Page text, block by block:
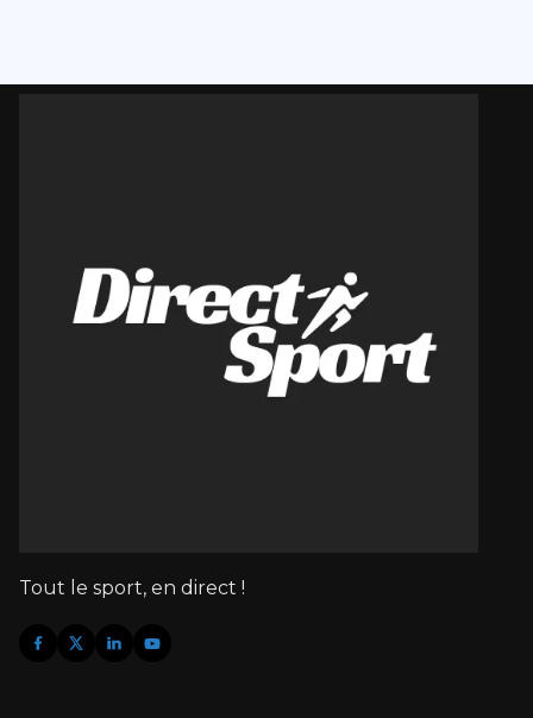
Tout le sport, en direct !